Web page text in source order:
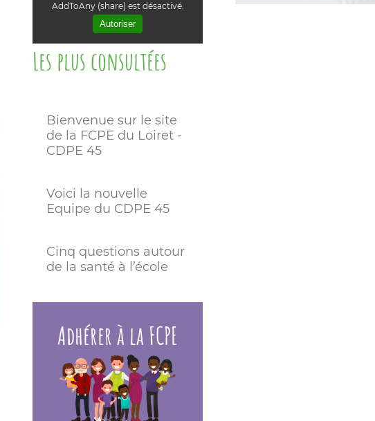
AddToAny (share) est désactivé.
Autoriser
Les plus consultées
Bienvenue sur le site
de la FCPE du Loiret -
CDPE 45
Voici la nouvelle
Equipe du CDPE 45
Cinq questions autour
de la santé à l’école
Adhérer à la FCPE